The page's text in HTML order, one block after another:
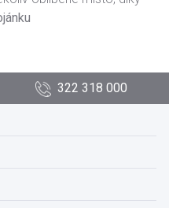
322 318 000